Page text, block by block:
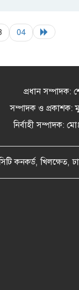
04
প্রধান সম্পাদক:
সম্পাদক ও প্রকাশক:
নির্বাহী সম্পাদক:
কনকর্ড,